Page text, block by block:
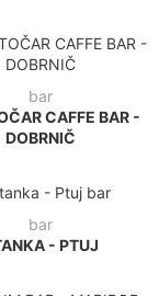
bar
CAFFE BAR -
DOBRNIČ
bar
- PTUJ